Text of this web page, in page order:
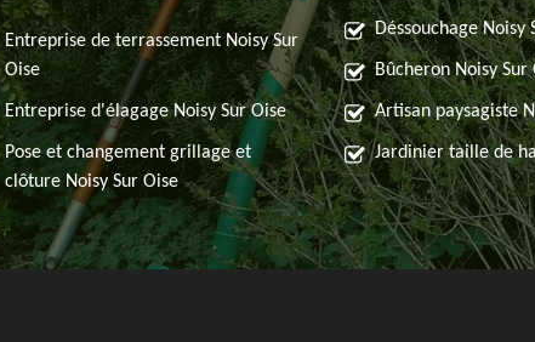
Entreprise de terrassement Noisy Sur
Oise
Entreprise d'élagage Noisy Sur Oise
Pose et changement grillage et
clôture Noisy Sur Oise
Déssouchage Noisy
Bûcheron Noisy Sur
Artisan paysagiste
Jardinier taille de